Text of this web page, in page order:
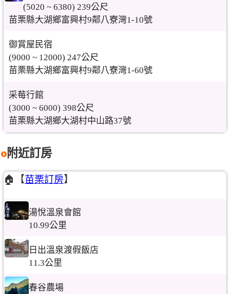
(5020 ~ 6380) 239公尺
苗栗縣大湖鄉富興村9鄰八寮灣1-10號
御賞屋民宿
(9000 ~ 12000) 247公尺
苗栗縣大湖鄉富興村9鄰八寮灣1-60號
采莓行館
(3000 ~ 6000) 398公尺
苗栗縣大湖鄉大湖村中山路37號
附近訂房
🏠【苗栗訂房】
湯悅溫泉會館
10.99公里
日出溫泉渡假飯店
11.3公里
春谷農場